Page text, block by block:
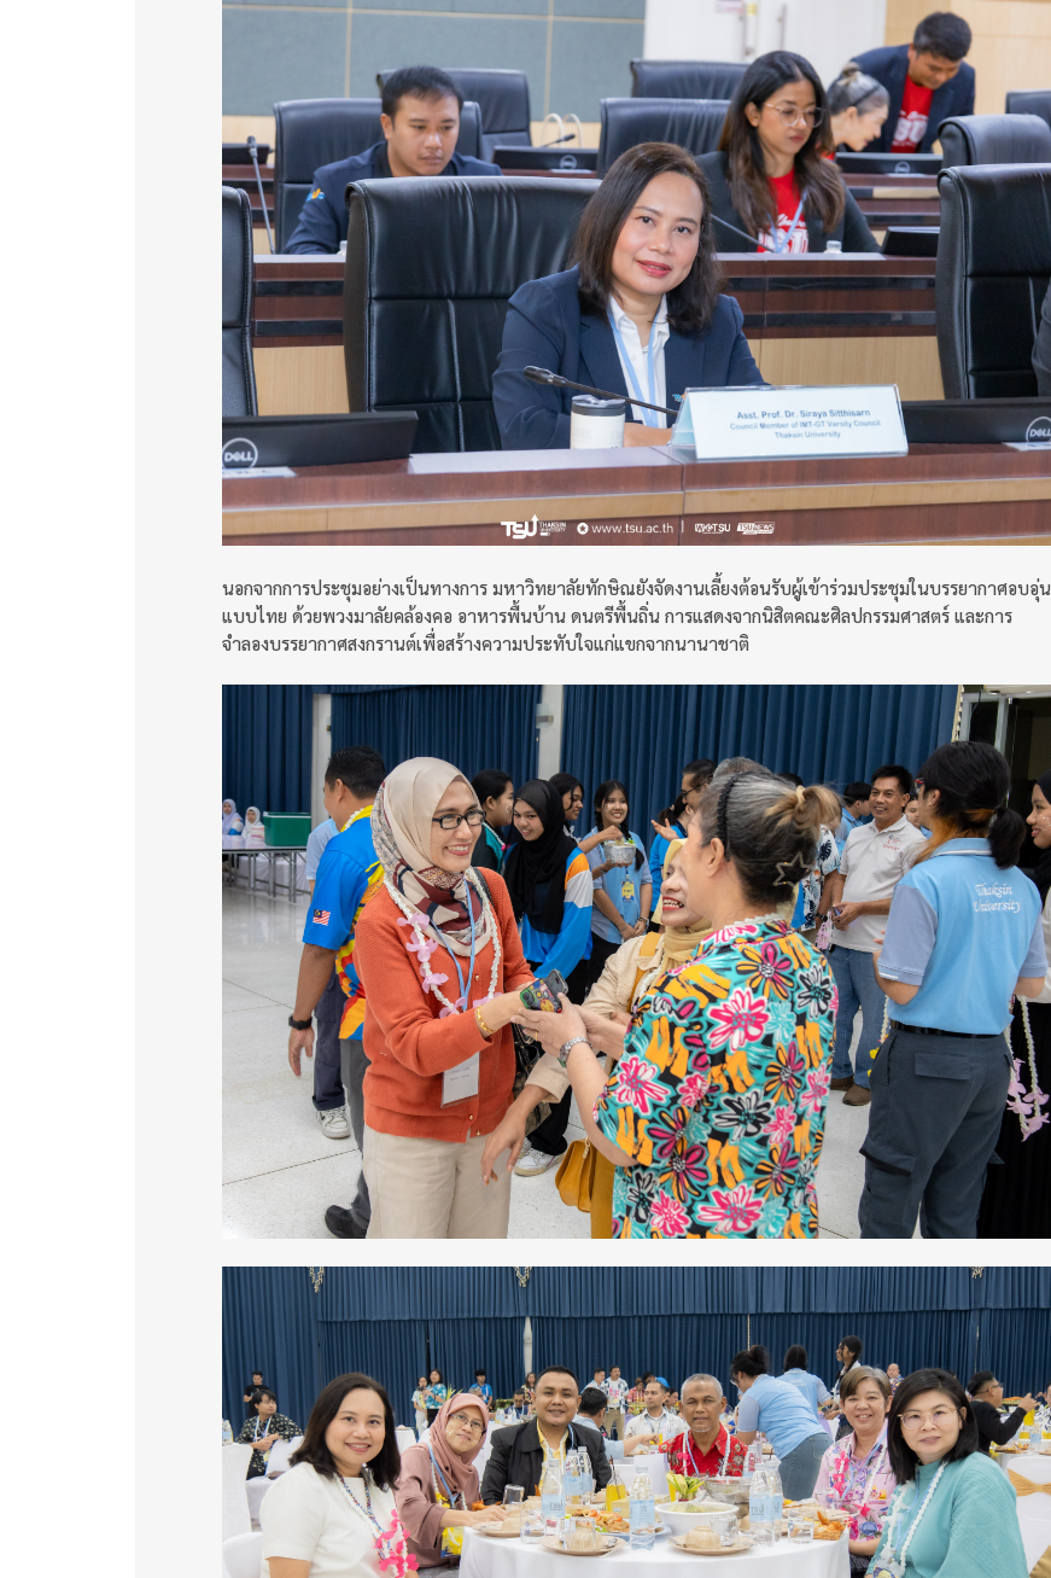
นอกจากการประชุมอย่างเป็นทางการ มหาวิทยาลัยทักษิณยังจัดงานเลี้ยงต้อนรับผู้เข้าร่วมประชุมในบรรยากาศอบอุ่น
แบบไทย ด้วยพวงมาลัยคล้องคอ อาหารพื้นบ้าน ดนตรีพื้นถิ่น การแสดงจากนิสิตคณะศิลปกรรมศาสตร์ และการ
จำลองบรรยากาศสงกรานต์เพื่อสร้างความประทับใจแก่แขกจากนานาชาติ